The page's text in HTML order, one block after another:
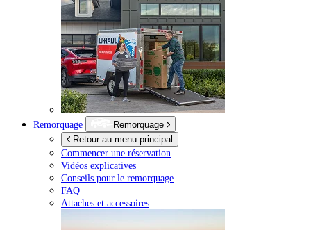
Remorquage
Remorquage
Retour au menu principal
Commencer une réservation
Vidéos explicatives
Conseils pour le remorquage
FAQ
Attaches et accessoires